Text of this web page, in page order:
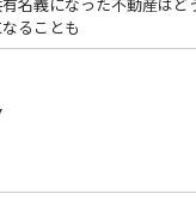
ることも